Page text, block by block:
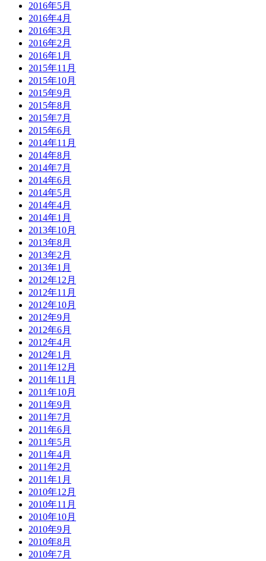
2016年5月
2016年4月
2016年3月
2016年2月
2016年1月
2015年11月
2015年10月
2015年9月
2015年8月
2015年7月
2015年6月
2014年11月
2014年8月
2014年7月
2014年6月
2014年5月
2014年4月
2014年1月
2013年10月
2013年8月
2013年2月
2013年1月
2012年12月
2012年11月
2012年10月
2012年9月
2012年6月
2012年4月
2012年1月
2011年12月
2011年11月
2011年10月
2011年9月
2011年7月
2011年6月
2011年5月
2011年4月
2011年2月
2011年1月
2010年12月
2010年11月
2010年10月
2010年9月
2010年8月
2010年7月